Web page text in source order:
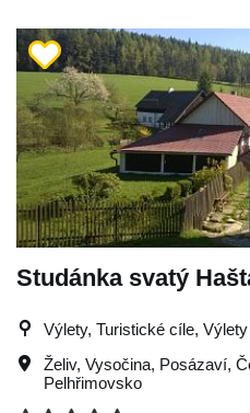
Studánka svatý
Výlety, Turistické cíle,
Želiv, Vysočina, Posázaví,
Pelhřimovsko